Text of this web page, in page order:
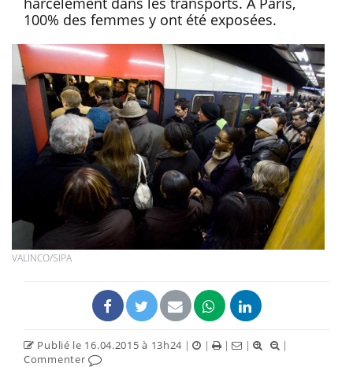
100% des femmes y ont été exposées.
VALINCO/SIPA
Publié le 16.04.2015 à 13h24 | | | |
|
Commenter